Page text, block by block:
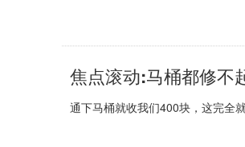
通下马桶就收我们400块，这完全